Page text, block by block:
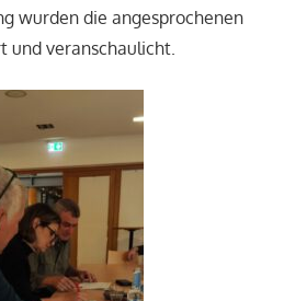
wurden die angesprochenen
und veranschaulicht.